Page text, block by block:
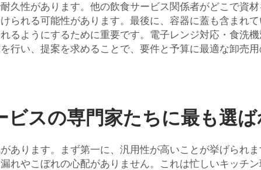
久性があります。他の飲食サービス関係者がどこで資
られる可能性があります。最後に、容器に蓋も含まれ
るようにするために重要です。電子レンジ対応・食洗
行い、提案を求めることで、要件と予算に最適な卸売
スの専門家たちに最も選
あります。まず第一に、汎用性が高いことが挙げられ
れやこぼれの心配がありません。これは忙しいキッチ